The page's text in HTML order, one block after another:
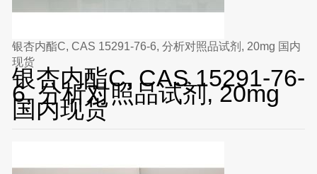
银杏内酯C, CAS 15291-76-6, 分析对照品试剂, 20mg 国内
现货
银杏内酯C, CAS 15291-76-
6, 分析对照品试剂, 20mg
国内现货